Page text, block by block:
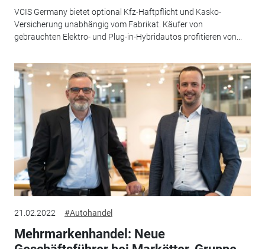
VCIS Germany bietet optional Kfz-Haftpflicht und Kasko-
Versicherung unabhängig vom Fabrikat. Käufer von
gebrauchten Elektro- und Plug-in-Hybridautos profitieren von...
21.02.2022 #Autohandel
Mehrmarkenhandel: Neue